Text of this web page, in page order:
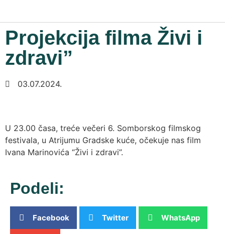
Projekcija filma Živi i
zdravi”
03.07.2024.
U 23.00 časa, treće večeri 6. Somborskog filmskog
festivala, u Atrijumu Gradske kuće, očekuje nas film
Ivana Marinovića “Živi i zdravi”.
Podeli:
Facebook Twitter WhatsApp